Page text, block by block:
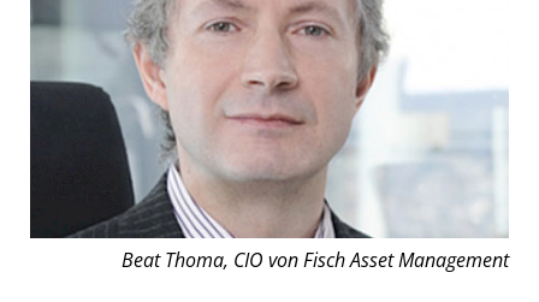
Beat Thoma, CIO von Fisch Asset Management